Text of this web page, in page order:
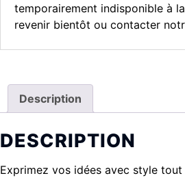
temporairement indisponible à
revenir bientôt ou contacter
Description
DESCRIPTION
Exprimez vos idées avec style